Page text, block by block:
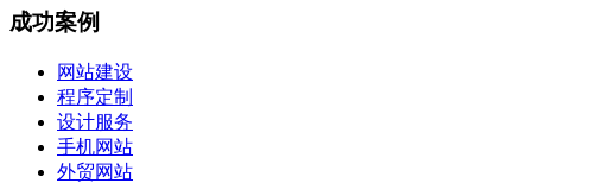
成功案例
网站建设
程序定制
设计服务
手机网站
外贸网站